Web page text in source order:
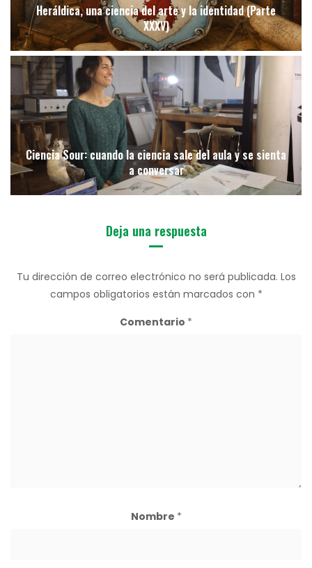
Heráldica, una ciencia del arte y la identidad (Parte
XXXV)
Ciencia Sour: cuando la ciencia sale del aula y se sienta
a conversar
Deja una respuesta
Tu dirección de correo electrónico no será publicada. Los
campos obligatorios están marcados con *
Comentario *
Nombre *